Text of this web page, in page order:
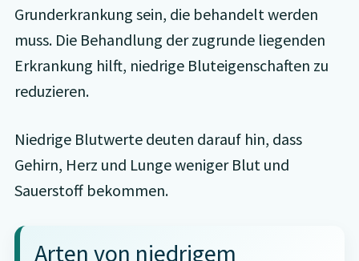
Grunderkrankung sein, die behandelt werden
muss. Die Behandlung der zugrunde liegenden
Erkrankung hilft, niedrige Bluteigenschaften zu
reduzieren.
Niedrige Blutwerte deuten darauf hin, dass
Gehirn, Herz und Lunge weniger Blut und
Sauerstoff bekommen.
Arten von niedrigem